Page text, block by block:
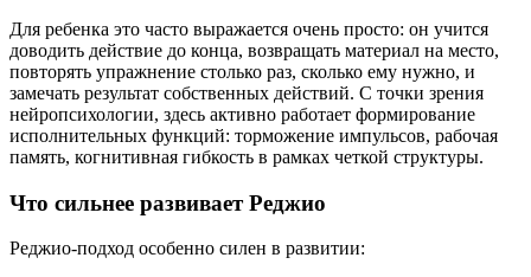
Для ребенка это часто выражается очень просто: он учится
доводить действие до конца, возвращать материал на место,
повторять упражнение столько раз, сколько ему нужно, и
замечать результат собственных действий. С точки зрения
нейропсихологии, здесь активно работает формирование
исполнительных функций: торможение импульсов, рабочая
память, когнитивная гибкость в рамках четкой структуры.
Что сильнее развивает Реджио
Реджио-подход особенно силен в развитии: